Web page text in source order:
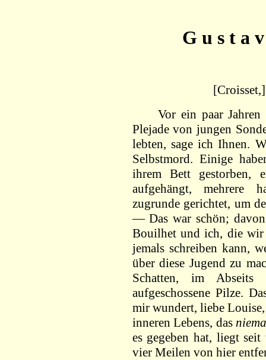
G u s t a
Vor ein paar Jahren
Plejade von jungen
lebten, sage ich Ihnen.
Selbstmord. Einige
ihrem Bett gestorben,
aufgehängt, mehrere
zugrunde gerichtet, um
— Das war schön;
Bouilhet und ich, die wir
jemals schreiben kann,
über diese Jugend zu
Schatten, im
aufgeschossene Pilze.
mir wundert, liebe
inneren Lebens, das
es gegeben hat, liegt
vier Meilen von hier